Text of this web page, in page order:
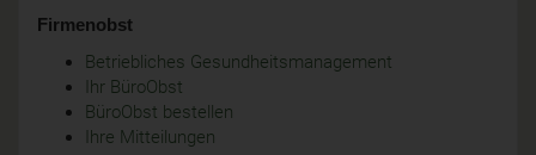
Firmenobst
Betriebliches Gesundheitsmanagement
Ihr BüroObst
BüroObst bestellen
Ihre Mitteilungen